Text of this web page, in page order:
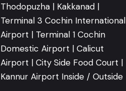
Thodopuzha | Kakkanad |
Terminal 3 Cochin International
Airport | Terminal 1 Cochin
Domestic Airport | Calicut
Airport | City Side Food Court |
Kannur Airport Inside / Outside